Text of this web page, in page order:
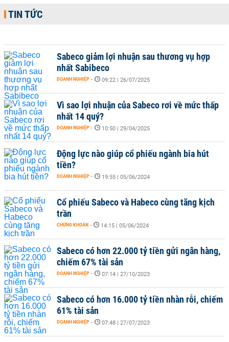
TIN TỨC
Sabeco giảm lợi nhuận sau thương vụ hợp
nhất Sabibeco
DOANH NGHIỆP - 09:22 | 26/07/2025
Vì sao lợi nhuận của Sabeco rơi về mức thấp
nhất 14 quý?
DOANH NGHIỆP - 10:50 | 29/04/2025
Động lực nào giúp cổ phiếu ngành bia hút
tiền?
DOANH NGHIỆP - 19:55 | 05/06/2024
Cổ phiếu Sabeco và Habeco cùng tăng kịch
trần
CHỨNG KHOÁN - 14:15 | 05/06/2024
Sabeco có hơn 22.000 tỷ tiền gửi ngân hàng,
chiếm 67% tài sản
DOANH NGHIỆP - 07:14 | 27/10/2023
Sabeco có hơn 16.000 tỷ tiền nhàn rỗi, chiếm
61% tài sản
DOANH NGHIỆP - 07:48 | 27/07/2023